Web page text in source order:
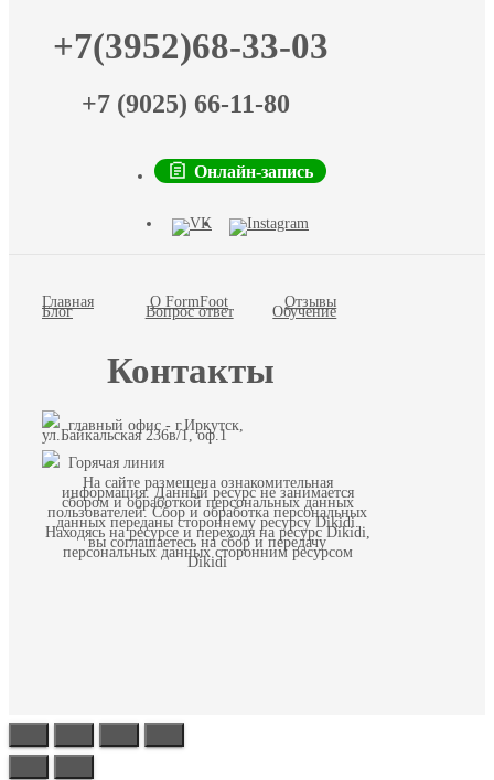
+7(3952)68-33-03
+7 (9025) 66-11-80
Онлайн-запись
Главная О FormFoot Отзывы
Блог Вопрос ответ Обучение
Контакты
главный офис - г.Иркутск,
ул.Байкальская 236в/1, оф.1
Горячая линия
На сайте размещена ознакомительная
информация. Данный ресурс не занимается
сбором и обработкой персональных данных
пользователей. Сбор и обработка персональных
данных переданы стороннему ресурсу Dikidi.
Находясь на ресурсе и переходя на ресурс Dikidi,
вы соглашаетесь на сбор и передачу
персональных данных сторонним ресурсом
Dikidi